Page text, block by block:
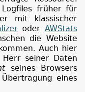
früher für
mit klassischer
oder AWStats
die Website
Auch hier
seiner Daten
seines Browsers
eines